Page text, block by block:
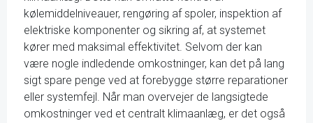
kølemiddelniveauer, rengøring af spoler, inspektion af
elektriske komponenter og sikring af, at systemet
kører med maksimal effektivitet. Selvom der kan
være nogle indledende omkostninger, kan det på lang
sigt spare penge ved at forebygge større reparationer
eller systemfejl. Når man overvejer de langsigtede
omkostninger ved et centralt klimaanlæg, er det også